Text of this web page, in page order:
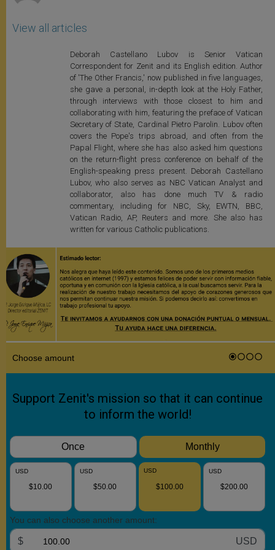
View all articles
Deborah Castellano Lubov is Senior Vatican
Correspondent for Zenit and its English edition. Author
of 'The Other Francis,' now published in five languages,
she gave a personal, in-depth look at the Holy Father,
through interviews with those closest to him and
collaborating with him, featuring the preface of Vatican
Secretary of State, Cardinal Pietro Parolin. Lubov often
covers the Pope's trips abroad, and often from the
Papal Flight, where she has also asked him questions
on the return-flight press conference on behalf of the
English-speaking press present. Deborah Castellano
Lubov, who also serves as NBC Vatican Analyst and
collaborator, also has done much TV & radio
commentary, including for NBC, Sky, EWTN, BBC,
Vatican Radio, AP, Reuters and more. She also has
written for various Catholic publications.